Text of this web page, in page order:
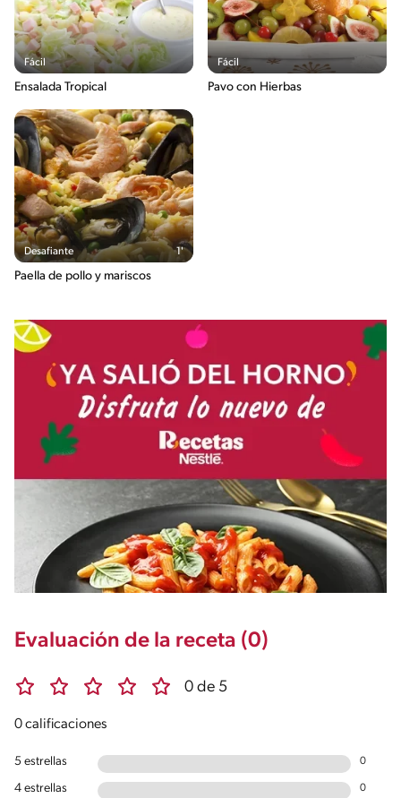
Fácil
Ensalada Tropical
Fácil
Pavo con Hierbas
Desafiante 1'
Paella de pollo y mariscos
Evaluación de la receta (0)
0 de 5
0 calificaciones
5 estrellas 0
4 estrellas 0